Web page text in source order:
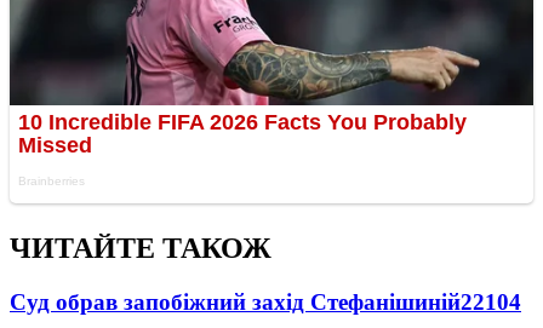
ЧИТАЙТЕ ТАКОЖ
Суд обрав запобіжний захід Стефанішиній22104